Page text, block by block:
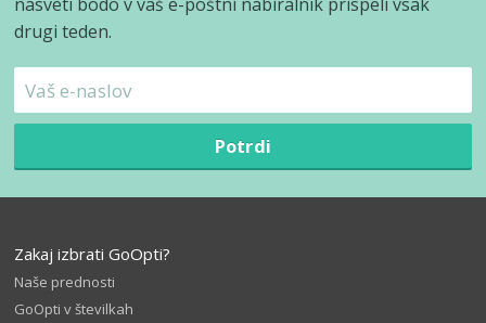
drugi teden.
Potrdi
Zakaj izbrati GoOpti?
Naše prednosti
GoOpti v številkah